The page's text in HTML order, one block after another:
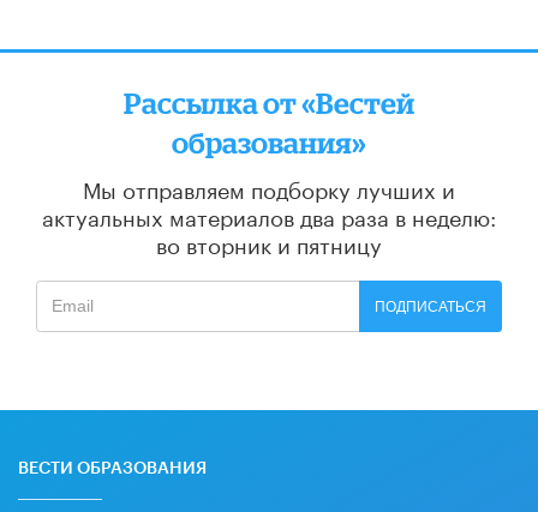
Рассылка от «Вестей
образования»
Мы отправляем подборку лучших и
актуальных материалов два раза в неделю:
во вторник и пятницу
ПОДПИСАТЬСЯ
ВЕСТИ ОБРАЗОВАНИЯ